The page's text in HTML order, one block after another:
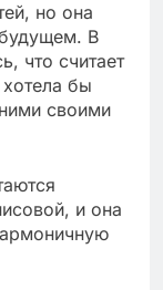
но она
В
что считает
бы
своими
и она